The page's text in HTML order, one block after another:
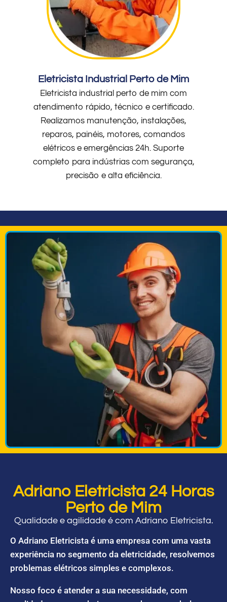
Eletricista Industrial Perto de Mim
Eletricista industrial perto de mim com
atendimento rápido, técnico e certificado.
Realizamos manutenção, instalações,
reparos, painéis, motores, comandos
elétricos e emergências 24h. Suporte
completo para indústrias com segurança,
precisão e alta eficiência.
Adriano Eletricista 24 Horas
Perto de Mim
Qualidade e agilidade é com Adriano Eletricista.
O Adriano Eletricista é uma empresa com uma vasta
experiência no segmento da eletricidade, resolvemos
problemas elétricos simples e complexos.
Nosso foco é atender a sua necessidade, com